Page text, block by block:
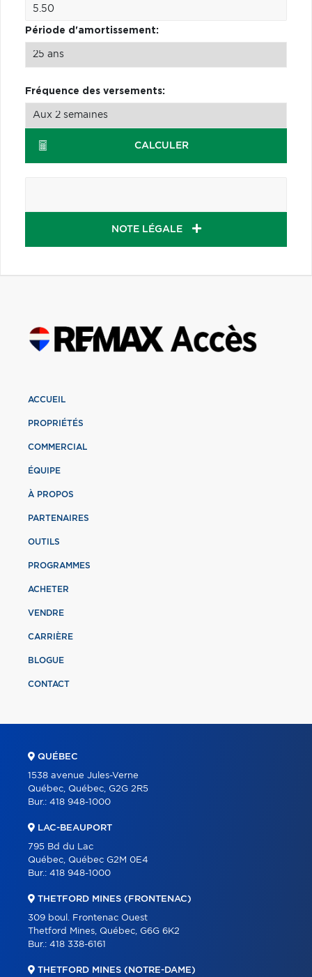
Période d'amortissement:
Fréquence des versements:
CALCULER
NOTE LÉGALE
ACCUEIL
PROPRIÉTÉS
COMMERCIAL
ÉQUIPE
À PROPOS
PARTENAIRES
OUTILS
PROGRAMMES
ACHETER
VENDRE
CARRIÈRE
BLOGUE
CONTACT
QUÉBEC
1538 avenue Jules-Verne
Québec, Québec, G2G 2R5
Bur.: 418 948-1000
LAC-BEAUPORT
795 Bd du Lac
Québec, Québec G2M 0E4
Bur.: 418 948-1000
THETFORD MINES (FRONTENAC)
309 boul. Frontenac Ouest
Thetford Mines, Québec, G6G 6K2
Bur.: 418 338-6161
THETFORD MINES (NOTRE-DAME)